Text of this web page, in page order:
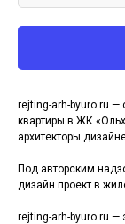
rejting-arh-byuro.ru —
квартиры в ЖК
архитекторы
Под авторским
дизайн проект в
rejting-arh-byuro.ru —